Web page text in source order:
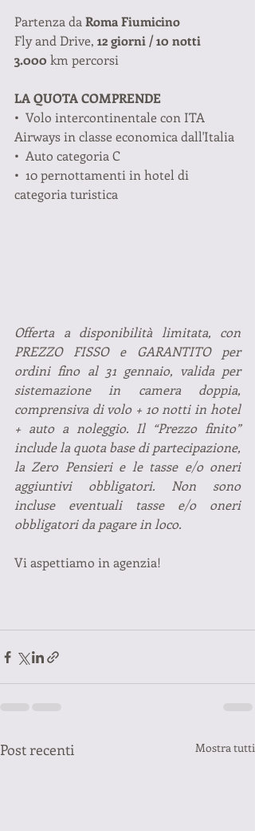
Partenza da Roma Fiumicino
Fly and Drive, 12 giorni / 10 notti
3.000 km percorsi
LA QUOTA COMPRENDE
•  Volo intercontinentale con ITA
Airways in classe economica dall'Italia
•  Auto categoria C
•  10 pernottamenti in hotel di
categoria turistica
Offerta a disponibilità limitata, con
PREZZO FISSO e GARANTITO per
ordini fino al 31 gennaio, valida per
sistemazione in camera doppia,
comprensiva di volo + 10 notti in hotel
+ auto a noleggio. Il “Prezzo finito”
include la quota base di partecipazione,
la Zero Pensieri e le tasse e/o oneri
aggiuntivi obbligatori. Non sono
incluse eventuali tasse e/o oneri
obbligatori da pagare in loco.
Vi aspettiamo in agenzia!
Post recenti Mostra tutti